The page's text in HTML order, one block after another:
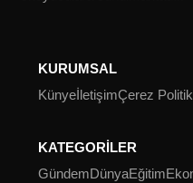
KURUMSAL
KünyeİletişimÇerez
KATEGORİLER
GündemDünyaEğitim